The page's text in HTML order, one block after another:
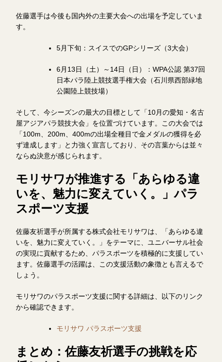
佐藤選手は今後も国内外の主要大会への出場を予定していま
す。
5月下旬：スイスでのGPシリーズ（3大会）
6月13日（土）～14日（日）：WPA公認 第37回
日本パラ陸上競技選手権大会（石川県西部緑地
公園陸上競技場）
そして、今シーズンの最大の目標として「10月の愛知・名古
屋アジアパラ競技大会」を位置づけています。この大会では
「100m、200m、400mの出場全種目で金メダルの獲得を必
ず達成します」と力強く宣言しており、その言葉からは並々
ならぬ決意が感じられます。
モリサワが推進する「あらゆる違
いを、魅力に変えていく。」パラ
スポーツ支援
佐藤友祈選手が所属する株式会社モリサワは、「あらゆる違
いを、魅力に変えていく。」をテーマに、ユニバーサル社会
の実現に貢献するため、パラスポーツを積極的に支援してい
ます。佐藤選手の活躍は、この支援活動の象徴とも言えるで
しょう。
モリサワのパラスポーツ支援に関する詳細は、以下のリンク
から確認できます。
モリサワ パラスポーツ支援
まとめ：佐藤友祈選手の挑戦を応